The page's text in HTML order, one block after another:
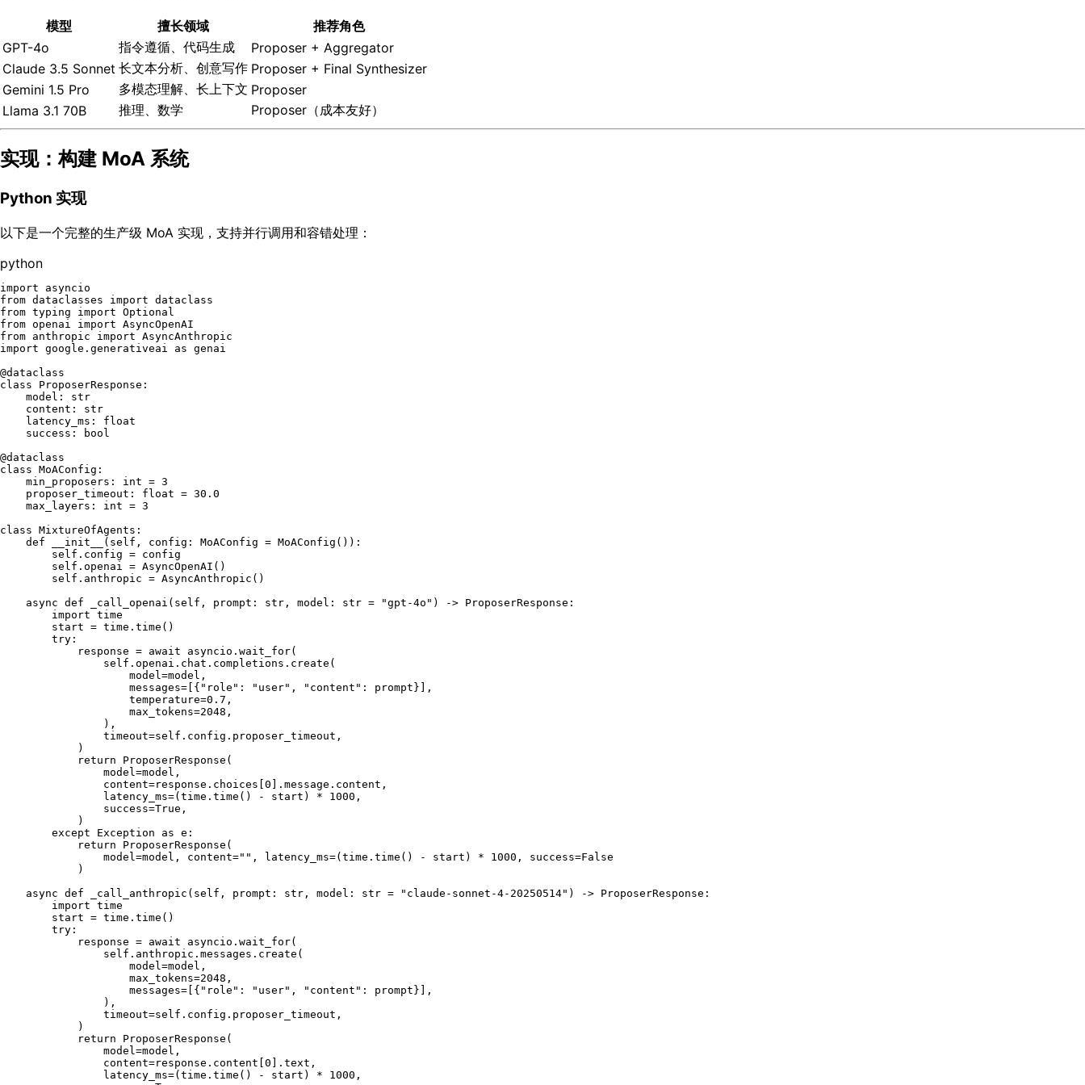
模型 擅长领域
推荐角色
GPT-4o
指令遵循、代码生成
Proposer + Aggregator
Claude 3.5 Sonnet 长文本分析、创意写作 Proposer + Final Synthesizer
Gemini 1.5 Pro
多模态理解、长上下文 Proposer
Llama 3.1 70B
推理、数学 Proposer（成本友好）
实现：构建 MoA 系统
Python 实现
以下是一个完整的生产级 MoA 实现，支持并行调用和容错处理：
python
import
from dataclasses import
from typing import Optional
from openai import
from anthropic import
import google.generativeai as genai
@dataclass
class
ProposerResponse :
    model:
str
    content:
str
    latency_ms:
float
    success:
bool
@dataclass
class MoAConfig :
    min_proposers:
int = 3
    proposer_timeout:
float = 30.0
    max_layers:
int = 3
class MixtureOfAgents :
def
__init__ ( self, config: MoAConfig = MoAConfig( ) ):
self .config = config
self .openai = AsyncOpenAI()
self .anthropic = AsyncAnthropic()
async def _call_openai ( self, prompt: str , model: str = "gpt-4o" ) -> ProposerResponse:
import time
        start = time.time()
try :
            response =
await asyncio.wait_for(
self .openai.chat.completions.create(
                    model=model,
                    messages=[{
"role" : "user" , "content" : prompt}],
                    temperature=
0.7 ,
                    max_tokens=
2048 ,
                ),
                timeout=
self .config.proposer_timeout,
            )
return ProposerResponse(
                model=model,
                content=response.choices[
0 ].message.content,
                latency_ms=(time.time() - start) *
1000 ,
                success=
True ,
            )
except Exception as e:
return ProposerResponse(
                model=model, content=
"" , latency_ms=(time.time() - start) * 1000 , success=False
            )
async def _call_anthropic ( self, prompt: str , model: str = "claude-sonnet-4-20250514" ) -> ProposerResponse:
import time
        start = time.time()
try :
            response =
await asyncio.wait_for(
self .anthropic.messages.create(
                    model=model,
                    max_tokens=
2048 ,
                    messages=[{
"role" : "user" , "content" : prompt}],
                ),
                timeout=
self .config.proposer_timeout,
            )
return ProposerResponse(
                model=model,
                content=response.content[
0 ].text,
                latency_ms=(time.time() - start) *
1000 ,